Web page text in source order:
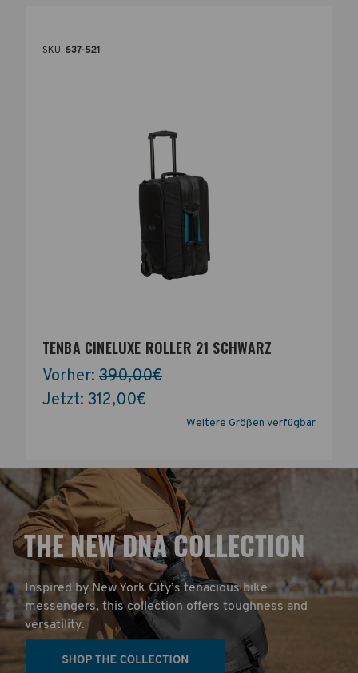
SKU: 637-521
TENBA CINELUXE ROLLER 21 SCHWARZ
Vorher: 390,00€
Jetzt: 312,00€
Weitere Größen verfügbar
Inspired by New York City’s tenacious bike
messengers, this collection offers toughness and
versatility.
THE NEW DNA COLLECTION